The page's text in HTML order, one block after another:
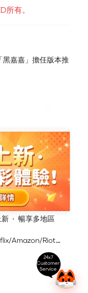
有。
嘉嘉」擔任版本推
· 暢享多地區
Amazon/Riot
24x7
Customer
Service